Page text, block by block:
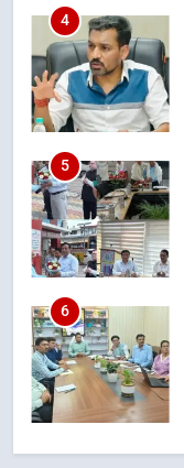
4
5
6
7